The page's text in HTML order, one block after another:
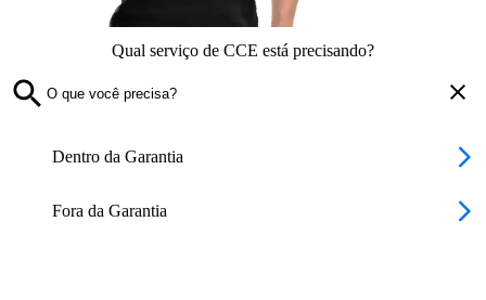
Qual serviço de CCE está precisando?
Dentro da Garantia
Fora da Garantia